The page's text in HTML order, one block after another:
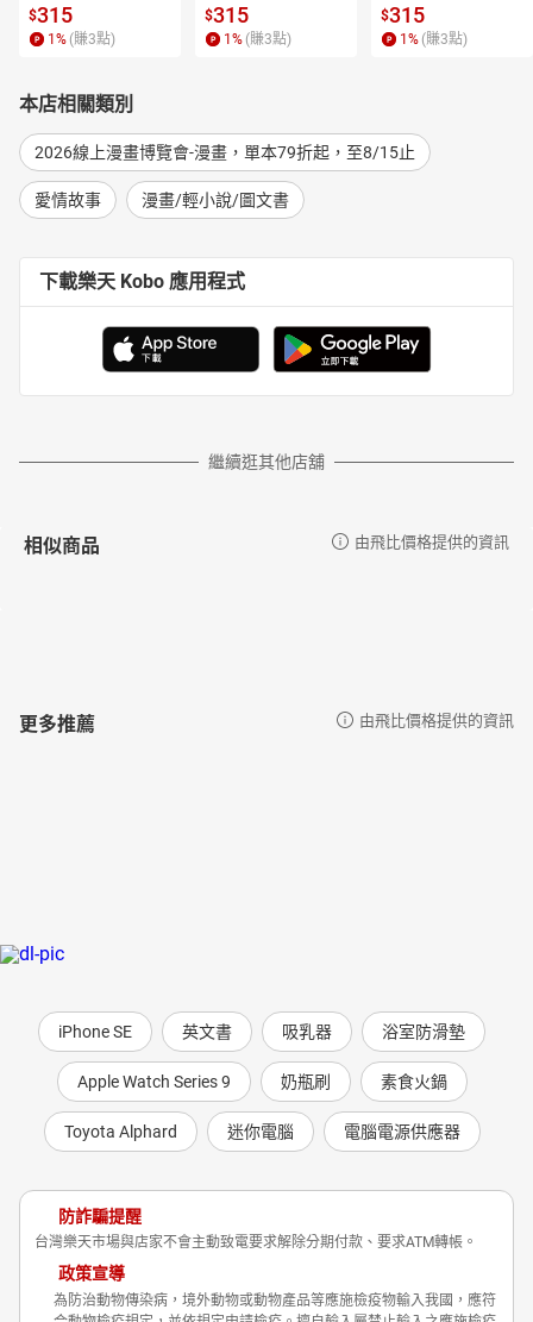
$315
1 % (賺3點)
$315
1 % (賺3點)
$315
1 % (賺3點)
本店相關類別
2026線上漫畫博覽會-漫畫，單本79折起，至8/15止
愛情故事 漫畫/輕小說/圖文書
下載樂天 Kobo 應用程式
繼續逛其他店舖
相似商品 由飛比價格提供的資訊
更多推薦 由飛比價格提供的資訊
iPhone SE 英文書 吸乳器 浴室防滑墊
Apple Watch Series 9 奶瓶刷 素食火鍋
Toyota Alphard 迷你電腦 電腦電源供應器
防詐騙提醒
台灣樂天市場與店家不會主動致電要求解除分期付款、要求ATM轉帳。
政策宣導
為防治動物傳染病，境外動物或動物產品等應施檢疫物輸入我國，應符